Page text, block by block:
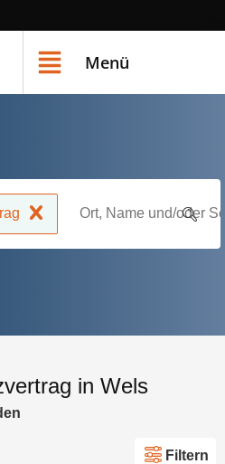
Menü
in Wels
Filtern